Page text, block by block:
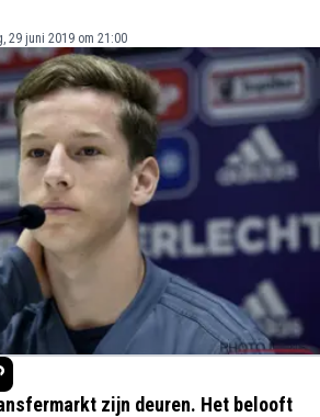
29 juni 2019 om 21:00
zijn deuren. Het belooft